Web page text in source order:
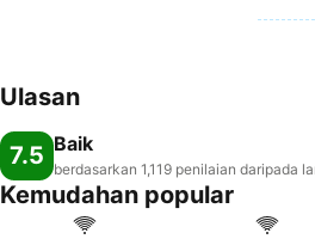
Ulasan
7.5 Baik
berdasarkan 1,119 penilaian daripada
Kemudahan popular